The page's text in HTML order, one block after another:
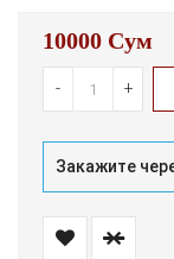
10000 Сум
- +
Закажите